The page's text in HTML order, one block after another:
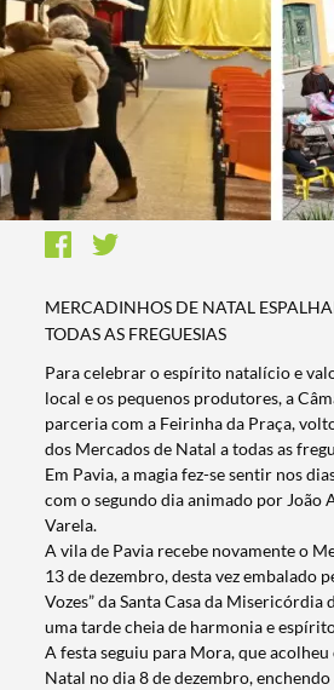
MERCADINHOS DE NATAL
TODAS AS FREGUESIAS
Para celebrar o espírito natalício e
local e os pequenos produtores, a
parceria com a Feirinha da Praça,
dos Mercados de Natal a todas as
Em Pavia, a magia fez-se sentir nos
com o segundo dia animado por João
Varela.
A vila de Pavia recebe novamente o
13 de dezembro, desta vez embalado
Vozes” da Santa Casa da
uma tarde cheia de harmonia e
A festa seguiu para Mora, que
Natal no dia 8 de dezembro,